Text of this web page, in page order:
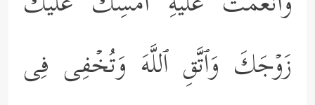
زَوۡجَكَ وَٱتَّقِ ٱللَّهَ وَتُخۡفِی فِی